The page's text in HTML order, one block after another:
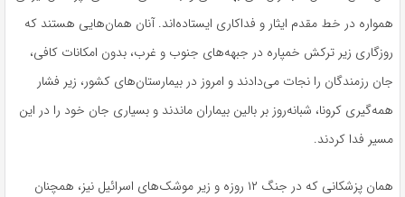
همواره در خط مقدم ایثار و فداکاری ایستاده‌اند. آنان همان‌هایی هستند که
روزگاری زیر ترکش خمپاره در جبهه‌های جنوب و غرب، بدون امکانات کافی،
جان رزمندگان را نجات می‌دادند و امروز در بیمارستان‌های کشور، زیر فشار
همه‌گیری کرونا، شبانه‌روز بر بالین بیماران ماندند و بسیاری جان خود را در این
مسیر فدا کردند.
همان پزشکانی که در جنگ ۱۲ روزه و زیر موشک‌های اسرائیل نیز، همچنان